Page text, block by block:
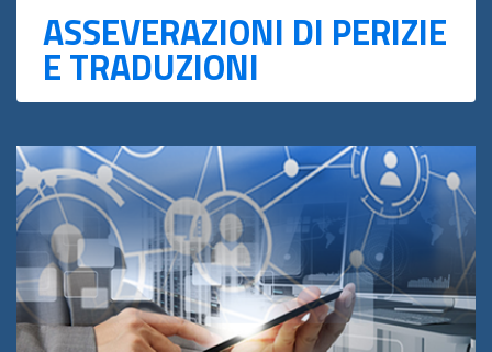
ASSEVERAZIONI DI PERIZIE
E TRADUZIONI